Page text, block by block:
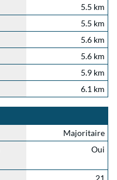
5.5 km
5.5 km
5.6 km
5.6 km
5.9 km
6.1 km
Majoritaire
Oui
21